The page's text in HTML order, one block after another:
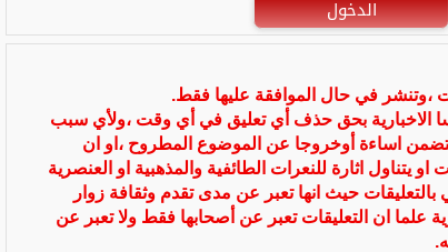
الدخول
،وتنشر في حال الموافقة عليها فقط.
الاخبارية بحق حذف أي تعليق في أي وقت ،ولأي سبب
اساءة أوخروجا عن الموضوع المطروح ،او ان
يتناول اثارة للنعرات الطائفية والمذهبية او العنصرية
بالتعليقات حيث انها تعبر عن مدى تقدم وثقافة زوار
علما ان التعليقات تعبر عن أصحابها فقط ولا تعبر عن